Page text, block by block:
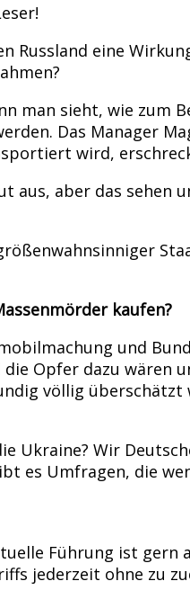
Russland eine
man sieht, wie zum
Das Manager
wird,
aus, aber das
kaufen?
und
Opfer dazu wären
völlig
Ukraine? Wir
es Umfragen, die
Führung ist
jederzeit ohne zu